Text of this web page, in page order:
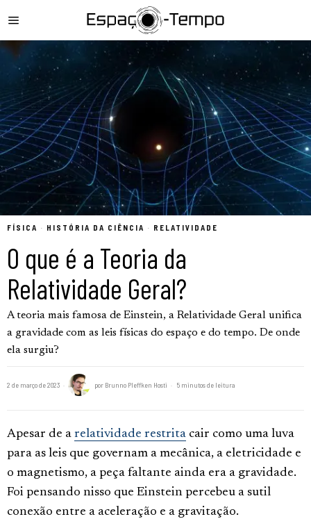
FÍSICA · HISTÓRIA DA CIÊNCIA · RELATIVIDADE
O que é a Teoria da
Relatividade Geral?
A teoria mais famosa de Einstein, a Relatividade Geral unifica
a gravidade com as leis físicas do espaço e do tempo. De onde
ela surgiu?
2 de março de 2023 por Brunno Pleffken Hosti 5 minutos de leitura
Apesar de a relatividade restrita cair como uma luva
para as leis que governam a mecânica, a eletricidade e
o magnetismo, a peça faltante ainda era a gravidade.
Foi pensando nisso que Einstein percebeu a sutil
conexão entre a aceleração e a gravitação.